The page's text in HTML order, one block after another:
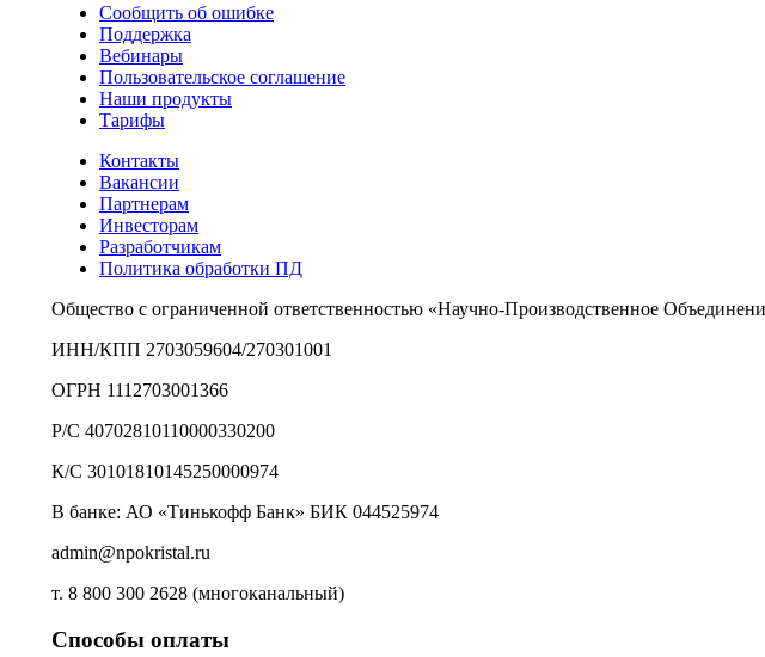
Сообщить об ошибке
Поддержка
Вебинары
Пользовательское соглашение
Наши продукты
Тарифы
Контакты
Вакансии
Партнерам
Инвесторам
Разработчикам
Политика обработки ПД
Общество с ограниченной ответственностью «Научно-Производственное
ИНН/КПП 2703059604/270301001
ОГРН 1112703001366
Р/С 40702810110000330200
К/С 30101810145250000974
В банке: АО «Тинькофф Банк» БИК 044525974
admin@npokristal.ru
т. 8 800 300 2628 (многоканальный)
Способы оплаты